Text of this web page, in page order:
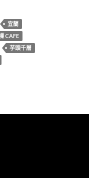
宜蘭
CAFE
芋頭千層